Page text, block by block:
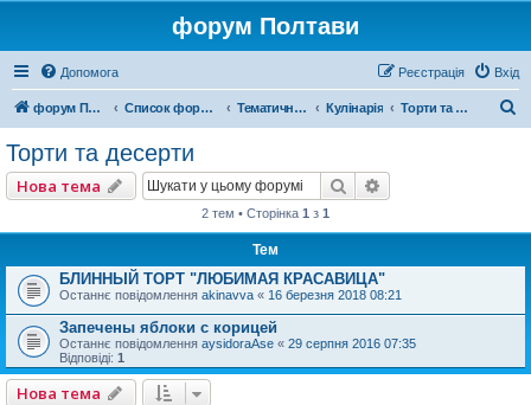
форум Полтави
Допомога Вхід
Реєстрація
форум Полтави Список форумів Тематичні форуми Кулінарія Торти та десерти
Торти та десерти
Нова тема Пошук
2 тем • Сторінка 1 з 1
Тем
БЛИННЫЙ ТОРТ "ЛЮБИМАЯ КРАСАВИЦА"
Останнє повідомлення akinavva « 16 березня 2018 08:21
Запечены яблоки с корицей
Останнє повідомлення aysidoraAse « 29 серпня 2016 07:35
Відповіді: 1
Нова тема